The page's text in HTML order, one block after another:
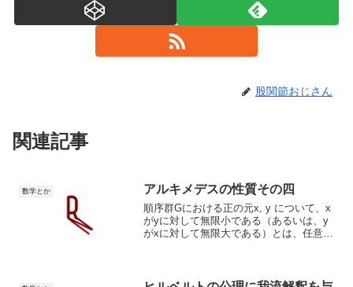
股関節おじさん
関連記事
数学とか アルキメデスの性質その四
順序群Gにおける正の元x, y について、x
がyに対して無限小である（あるいは、y
がxに対して無限大である）とは、任意の